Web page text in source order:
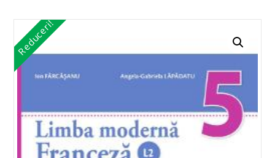
Reduceri!